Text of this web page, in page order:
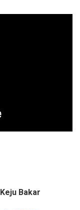
Keju Bakar